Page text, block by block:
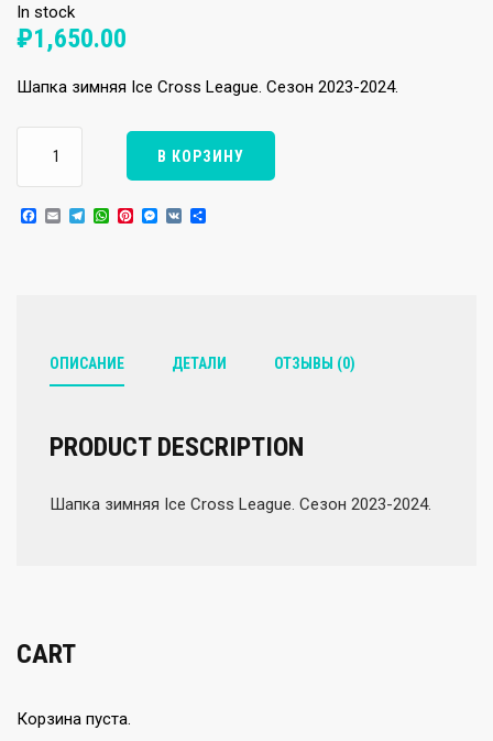
In stock
₽1,650.00
Шапка зимняя Ice Cross League. Сезон 2023-2024.
товара
Шапка
зимняя
В КОРЗИНУ
Facebook
EmailTelegram
WhatsApp
Pinterest
Messenger
VK
ОПИСАНИЕ ДЕТАЛИ ОТЗЫВЫ (0)
PRODUCT DESCRIPTION
Шапка зимняя Ice Cross League. Сезон 2023-2024.
CART
Корзина пуста.